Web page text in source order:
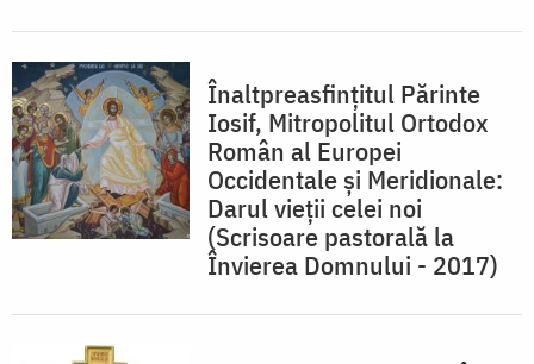
Înaltpreasfințitul Părinte
Iosif, Mitropolitul Ortodox
Român al Europei
Occidentale și Meridionale:
Darul vieţii celei noi
(Scrisoare pastorală la
Învierea Domnului - 2017)